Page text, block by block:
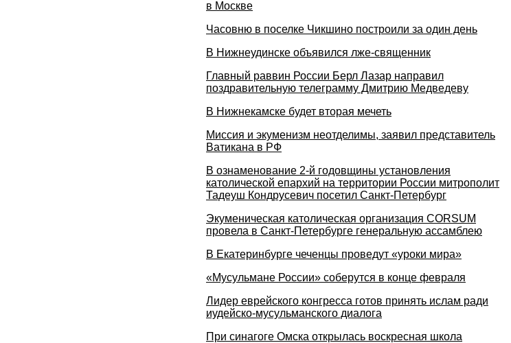
в Москве
Часовню в поселке Чикшино построили за один день
В Нижнеудинске объявился лже-священник
Главный раввин России Берл Лазар направил
поздравительную телеграмму Дмитрию Медведеву
В Нижнекамске будет вторая мечеть
Миссия и экуменизм неотделимы, заявил представитель
Ватикана в РФ
В ознаменование 2-й годовщины установления
католической епархий на территории России митрополит
Тадеуш Кондрусевич посетил Санкт-Петербург
Экуменическая католическая организация CORSUM
провела в Санкт-Петербурге генеральную ассамблею
В Екатеринбурге чеченцы проведут «уроки мира»
«Мусульмане России» соберутся в конце февраля
Лидер еврейского конгресса готов принять ислам ради
иудейско-мусульманского диалога
При синагоге Омска открылась воскресная школа